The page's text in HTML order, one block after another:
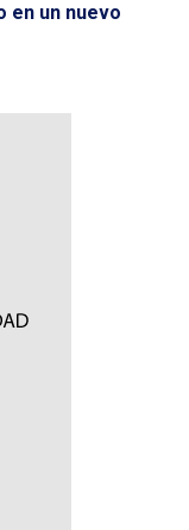
en un nuevo